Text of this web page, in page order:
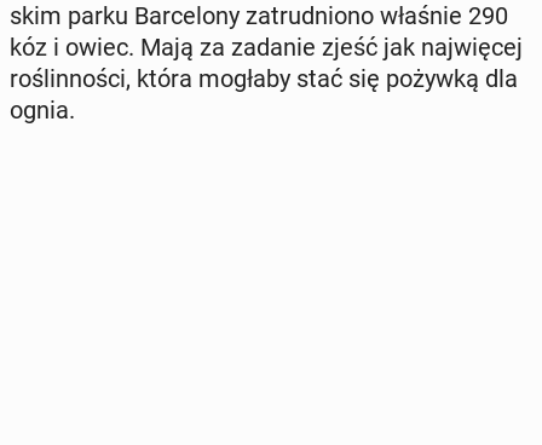
skim parku Bar­ce­lo­ny za­trud­nio­no właśnie 290
kóz i owiec. Mają za zadanie zjeść jak naj­wię­cej
ro­ślin­no­ści, która mogłaby stać się pożywką dla
ognia.